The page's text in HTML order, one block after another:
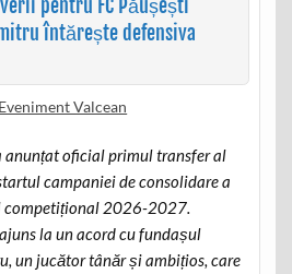
pentru FC Păușești
întărește defensiva
Eveniment Valcean
anunțat oficial primul transfer al
campaniei de consolidare a
competițional 2026-2027.
la un acord cu fundașul
un jucător tânăr și ambițios, care